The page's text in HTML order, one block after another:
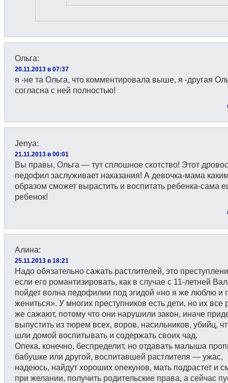
Ольга:
20.11.2013 в 07:37
я -не та Ольга, что комментировала выше, я -другая
согласна с ней полностью!
Jenya:
21.11.2013 в 00:01
Вы правы, Ольга — тут сплошное скотство! Этот
педофил заслуживает наказания! А девочка-мама
образом сможет вырастить и воспитать ребенка-сама
ребенок!
Алина:
25.11.2013 в 18:21
Надо обязательно сажать растлителей, это
если его романтизировать, как в случае с 11-летней
пойдет волна педофилии под эгидой «но я же люблю и
жениться». У многих преступников есть дети, но их все
же сажают, потому что они нарушили закон, иначе
выпустить из тюрем всех, воров, насильников, убийц,
шли домой воспитывать и содержать своих чад.
Опека, конечно, беспределит, но отдавать малыша
бабушке или другой, воспитавшей растлителя — ужас,
надеюсь, найдут хороших опекунов, мать подрастет и
при желании, получить родительские права, а сейчас